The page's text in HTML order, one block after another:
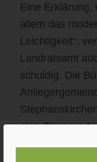
Eine Erklärung,
allem das
Leichtigkeit“,
Landratsamt
schuldig. Die
eine